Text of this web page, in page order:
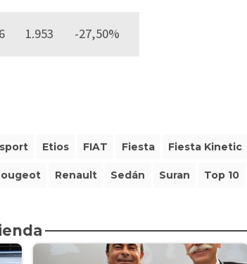
1.953 -27,50%
Etios FIAT Fiesta Fiesta Kinetic
Renault Sedán Suran Top 10